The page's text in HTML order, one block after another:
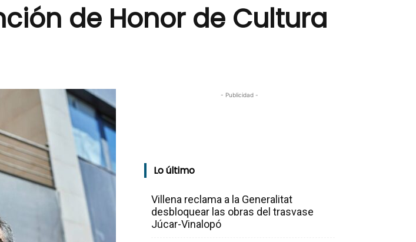
de Honor de Cultura
- Publicidad -
Lo último
Villena reclama a la Generalitat
desbloquear las obras del trasvase
Júcar-Vinalopó